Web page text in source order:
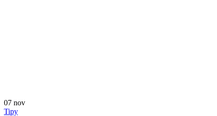
07 nov
Tipy